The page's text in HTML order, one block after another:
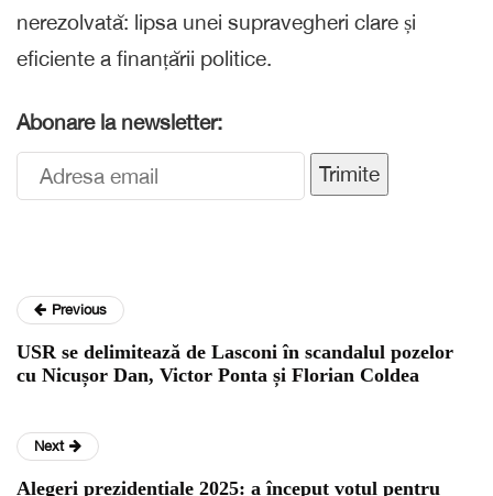
nerezolvată: lipsa unei supravegheri clare și
eficiente a finanțării politice.
Abonare la newsletter:
Trimite
Previous
USR se delimitează de Lasconi în scandalul pozelor
cu Nicușor Dan, Victor Ponta și Florian Coldea
Next
Alegeri prezidențiale 2025: a început votul pentru